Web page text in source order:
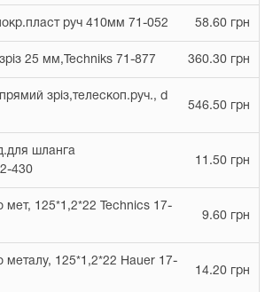
руч 410мм 71-052 58.60 грн
25 мм,Techniks 71-877 360.30 грн
зріз,телескоп.руч., d
546.50 грн
шланга
430
11.50 грн
мет, 125*1,2*22 Technics 17-
9.60 грн
металу, 125*1,2*22 Hauer 17-
14.20 грн